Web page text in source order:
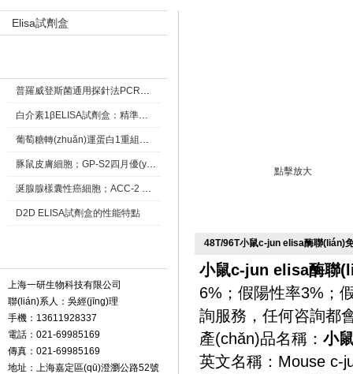
Elisa試劑盒
普羅威登斯菌通用探針法PCR熒光定量試劑盒五一優(yōu)惠活動
白介素1βELISA試劑盒：精準檢測炎癥標志物的關(guān)鍵工具
葡萄糖轉(zhuǎn)運蛋白1重組兔單抗四月中旭優(yōu)惠
豚鼠皮膚細胞；GP-S2四月優(yōu)惠活動
涎腺腺樣囊性癌細胞；ACC-2 細胞株類特惠價格
D2D ELISA試劑盒的性能特點
上海一研生物科技有限公司
聯(lián)系人：吳經(jīng)理
手機：13611928337
電話：021-69985169
傳真：021-69985169
地址：上海嘉定區(qū)澄瀏公路52號
點擊放大
48T/96T小鼠c-jun elisa酶聯(lián)
小鼠c-jun elisa酶聯
6%；假陽性率
詢服務，任何咨詢都會
產(chǎn)品名稱： 小
英文名稱：Mouse c-